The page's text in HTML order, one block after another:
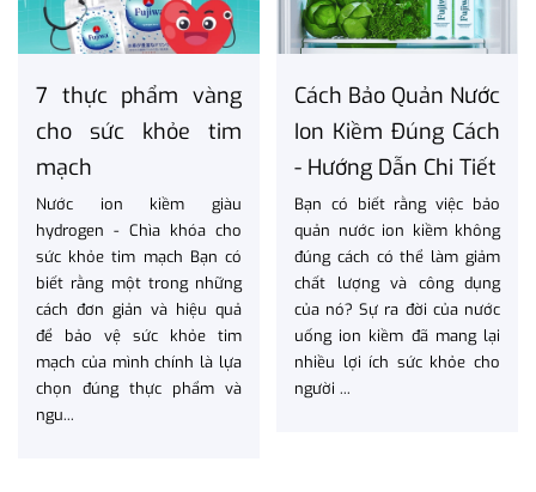
7 thực phẩm vàng
cho sức khỏe tim
mạch
Nước ion kiềm giàu
hydrogen - Chìa khóa cho
sức khỏe tim mạch Bạn có
biết rằng một trong những
cách đơn giản và hiệu quả
để bảo vệ sức khỏe tim
mạch của mình chính là lựa
chọn đúng thực phẩm và
ngu...
Cách Bảo Quản Nước
Ion Kiềm Đúng Cách
- Hướng Dẫn Chi Tiết
Bạn có biết rằng việc bảo
quản nước ion kiềm không
đúng cách có thể làm giảm
chất lượng và công dụng
của nó? Sự ra đời của nước
uống ion kiềm đã mang lại
nhiều lợi ích sức khỏe cho
người ...